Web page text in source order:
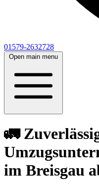
01579-2632728
Open main menu
🚛
im Breisgau